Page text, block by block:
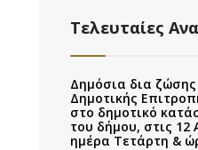
Τελευταίες
Δημόσια δια
Δημοτικής
στο δημοτικό
του δήμου, στις 12
ημέρα Τετάρτη &